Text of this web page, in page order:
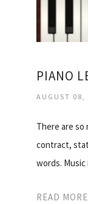
PIANO
AUGUST 08,
There are so
contract,
words.
READ MORE